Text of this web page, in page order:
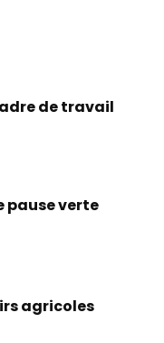
de travail
pause verte
agricoles